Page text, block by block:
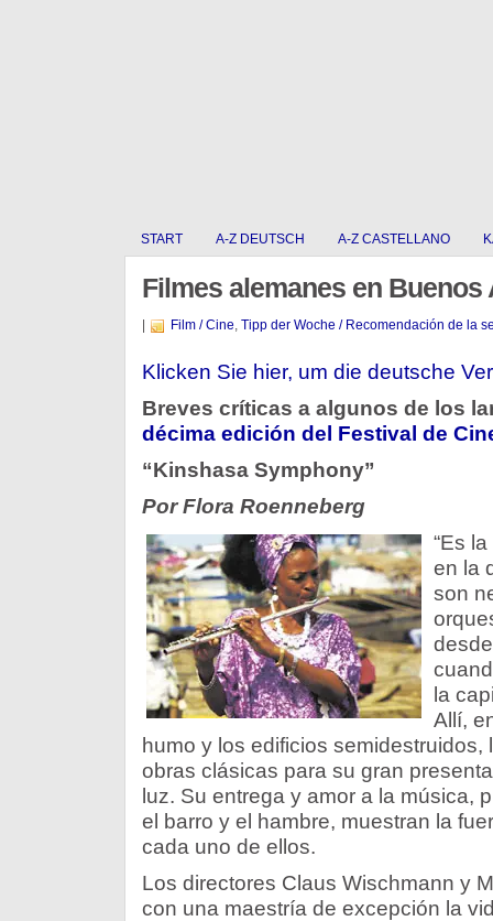
START A-Z DEUTSCH A-Z CASTELLANO
Filmes alemanes en Buenos
Film / Cine, Tipp der Woche / Recomendación de la
Klicken Sie hier, um die deutsche
Breves críticas a algunos de los
décima edición del Festival de
“Kinshasa Symphony”
Por Flora Roenneberg
“Es
en la
son
la
Allí,
humo y los edificios
obras clásicas para su gran
luz. Su entrega y amor a la música,
el barro y el hambre, muestran la
cada uno de ellos.
Los directores Claus Wischmann y
con una maestría de excepción la